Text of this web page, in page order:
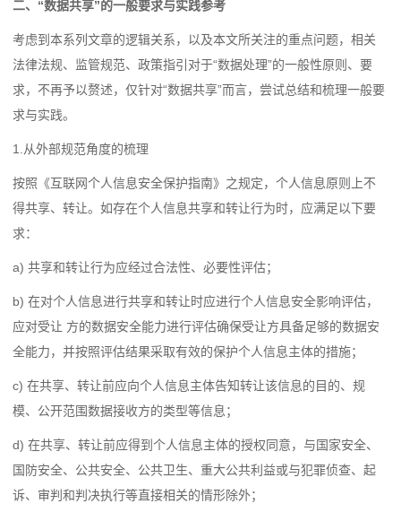
二、“数据共享”的一般要求与实践参考
考虑到本系列文章的逻辑关系，以及本文所关注的重点问题，相关
法律法规、监管规范、政策指引对于“数据处理”的一般性原则、要
求，不再予以赘述，仅针对“数据共享”而言，尝试总结和梳理一般要
求与实践。
1.从外部规范角度的梳理
按照《互联网个人信息安全保护指南》之规定，个人信息原则上不
得共享、转让。如存在个人信息共享和转让行为时，应满足以下要
求：
a) 共享和转让行为应经过合法性、必要性评估；
b) 在对个人信息进行共享和转让时应进行个人信息安全影响评估，
应对受让 方的数据安全能力进行评估确保受让方具备足够的数据安
全能力，并按照评估结果采取有效的保护个人信息主体的措施；
c) 在共享、转让前应向个人信息主体告知转让该信息的目的、规
模、公开范围数据接收方的类型等信息；
d) 在共享、转让前应得到个人信息主体的授权同意，与国家安全、
国防安全、公共安全、公共卫生、重大公共利益或与犯罪侦查、起
诉、审判和判决执行等直接相关的情形除外；